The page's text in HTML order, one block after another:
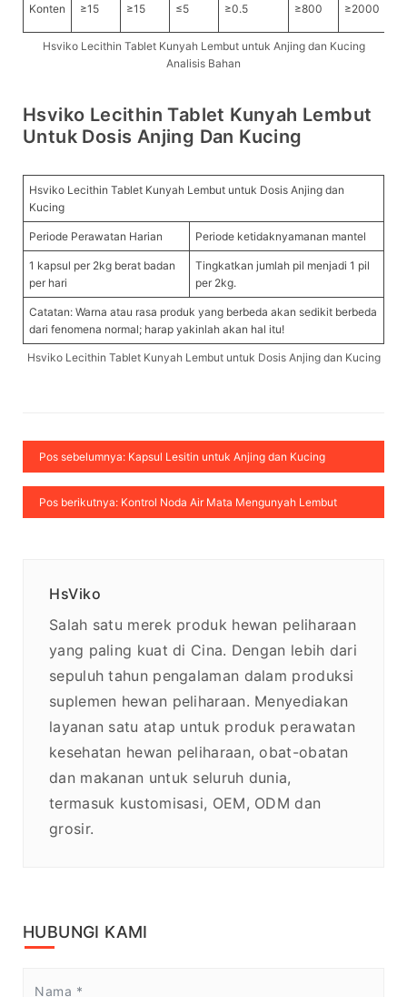
Konten ≥15 ≥15 ≤5 ≥0.5 ≥800 ≥2000
Hsviko Lecithin Tablet Kunyah Lembut untuk Anjing dan Kucing
Analisis Bahan
Hsviko Lecithin Tablet Kunyah Lembut
Untuk Dosis Anjing Dan Kucing
Hsviko Lecithin Tablet Kunyah Lembut untuk Dosis Anjing dan
Kucing
Periode Perawatan Harian Periode ketidaknyamanan mantel
1 kapsul per 2kg berat badan
per hari
Tingkatkan jumlah pil menjadi 1 pil
per 2kg.
Catatan: Warna atau rasa produk yang berbeda akan sedikit berbeda
dari fenomena normal; harap yakinlah akan hal itu!
Hsviko Lecithin Tablet Kunyah Lembut untuk Dosis Anjing dan Kucing
Pos sebelumnya: Kapsul Lesitin untuk Anjing dan Kucing
Pos berikutnya: Kontrol Noda Air Mata Mengunyah Lembut
HsViko
Salah satu merek produk hewan peliharaan
yang paling kuat di Cina. Dengan lebih dari
sepuluh tahun pengalaman dalam produksi
suplemen hewan peliharaan. Menyediakan
layanan satu atap untuk produk perawatan
kesehatan hewan peliharaan, obat-obatan
dan makanan untuk seluruh dunia,
termasuk kustomisasi, OEM, ODM dan
grosir.
HUBUNGI KAMI